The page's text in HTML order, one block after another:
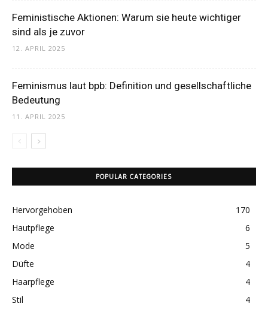
Feministische Aktionen: Warum sie heute wichtiger
sind als je zuvor
12. APRIL 2025
Feminismus laut bpb: Definition und gesellschaftliche
Bedeutung
11. APRIL 2025
POPULAR CATEGORIES
Hervorgehoben
170
Hautpflege
6
Mode
5
Düfte
4
Haarpflege
4
Stil
4